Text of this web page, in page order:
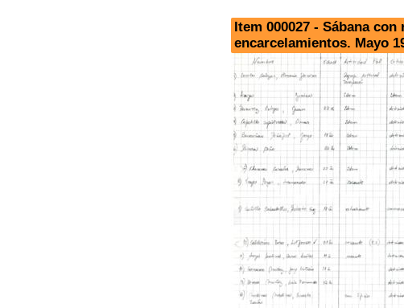
Item 000027 - Sábana
encarcelamientos. Mayo